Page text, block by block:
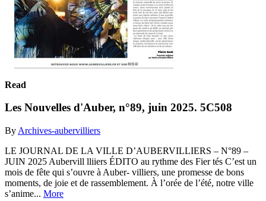
Read
Les Nouvelles d'Auber, n°89, juin 2025. 5C508
By Archives-aubervilliers
LE JOURNAL DE LA VILLE D’AUBERVILLIERS – N°89 –
JUIN 2025 Aubervill lliiers ÉDITO au rythme des Fier tés C’est un
mois de fête qui s’ouvre à Auber- villiers, une promesse de bons
moments, de joie et de rassemblement. À l’orée de l’été, notre ville
s’anime... More